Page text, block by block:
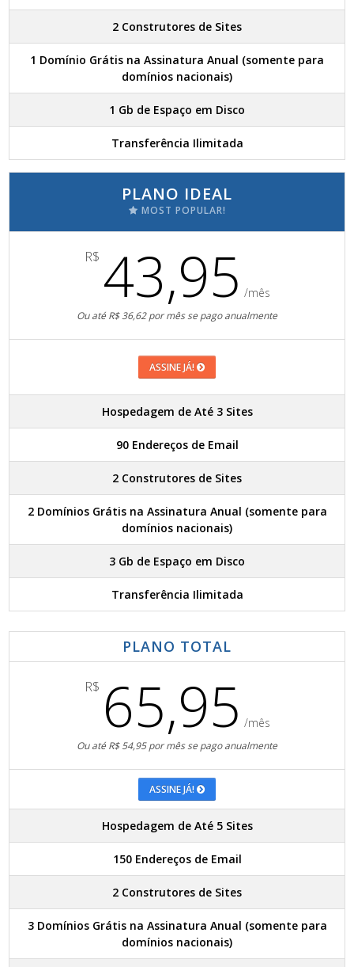
2 Construtores de Sites
1 Domínio Grátis na Assinatura Anual (somente para
domínios nacionais)
1 Gb de Espaço em Disco
Transferência Ilimitada
PLANO IDEAL
MOST POPULAR!
R$ 43,95 /mês
Ou até R$ 36,62 por mês se pago anualmente
ASSINE JÁ!
Hospedagem de Até 3 Sites
90 Endereços de Email
2 Construtores de Sites
2 Domínios Grátis na Assinatura Anual (somente para
domínios nacionais)
3 Gb de Espaço em Disco
Transferência Ilimitada
PLANO TOTAL
R$ 65,95 /mês
Ou até R$ 54,95 por mês se pago anualmente
ASSINE JÁ!
Hospedagem de Até 5 Sites
150 Endereços de Email
2 Construtores de Sites
3 Domínios Grátis na Assinatura Anual (somente para
domínios nacionais)